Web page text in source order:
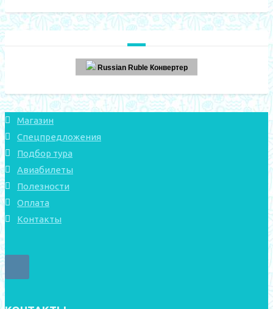
Russian Ruble Конвертер
Магазин
Спецпредложения
Подбор тура
Авиабилеты
Полезности
Оплата
Контакты